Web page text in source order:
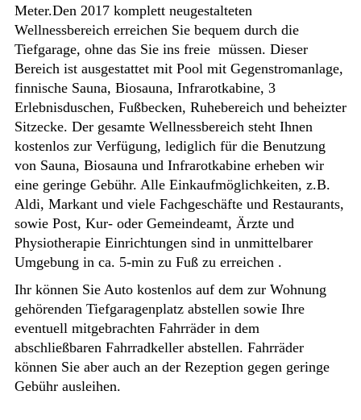
Meter.Den 2017 komplett neugestalteten
Wellnessbereich erreichen Sie bequem durch die
Tiefgarage, ohne das Sie ins freie müssen. Dieser
Bereich ist ausgestattet mit Pool mit Gegenstromanlage,
finnische Sauna, Biosauna, Infrarotkabine, 3
Erlebnisduschen, Fußbecken, Ruhebereich und beheizter
Sitzecke. Der gesamte Wellnessbereich steht Ihnen
kostenlos zur Verfügung, lediglich für die Benutzung
von Sauna, Biosauna und Infrarotkabine erheben wir
eine geringe Gebühr. Alle Einkaufmöglichkeiten, z.B.
Aldi, Markant und viele Fachgeschäfte und Restaurants,
sowie Post, Kur- oder Gemeindeamt, Ärzte und
Physiotherapie Einrichtungen sind in unmittelbarer
Umgebung in ca. 5-min zu Fuß zu erreichen .
Ihr können Sie Auto kostenlos auf dem zur Wohnung
gehörenden Tiefgaragenplatz abstellen sowie Ihre
eventuell mitgebrachten Fahrräder in dem
abschließbaren Fahrradkeller abstellen. Fahrräder
können Sie aber auch an der Rezeption gegen geringe
Gebühr ausleihen.